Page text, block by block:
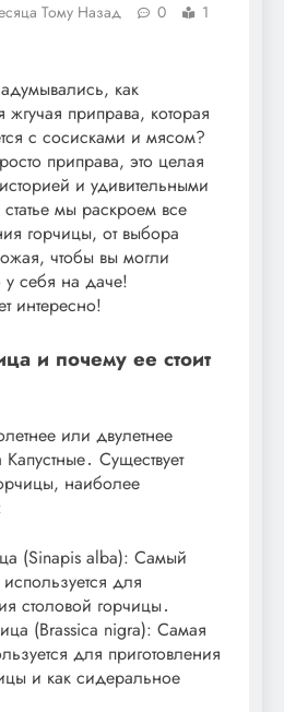
Тому Назад 0
1
как
жгучая приправа, которая
с сосисками и мясом?
приправа, это целая
и удивительными
мы раскроем все
горчицы, от выбора
чтобы вы могли
у себя на даче!
интересно!
и почему ее стоит
или двулетнее
Существует
наиболее
(Sinapis alba): Самый
для
столовой горчицы․
(Brassica nigra): Самая
для приготовления
и как сидеральное